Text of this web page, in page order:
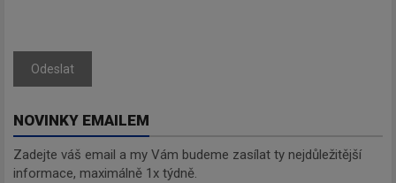
Odeslat
NOVINKY EMAILEM
Zadejte váš email a my Vám budeme zasílat ty nejdůležitější
informace, maximálně 1x týdně.
informace, maximálně 1x týdně.